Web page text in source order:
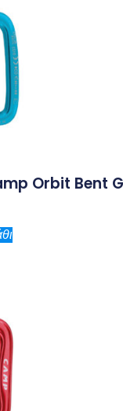
Orbit Bent